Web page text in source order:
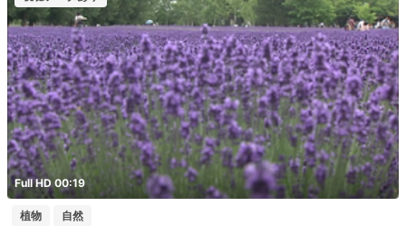
Full HD 00:19
植物 自然